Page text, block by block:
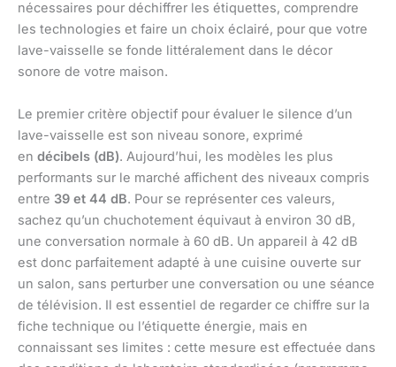
nécessaires pour déchiffrer les étiquettes, comprendre
les technologies et faire un choix éclairé, pour que votre
lave-vaisselle se fonde littéralement dans le décor
sonore de votre maison.
Le premier critère objectif pour évaluer le silence d’un
lave-vaisselle est son niveau sonore, exprimé
en décibels (dB). Aujourd’hui, les modèles les plus
performants sur le marché affichent des niveaux compris
entre 39 et 44 dB. Pour se représenter ces valeurs,
sachez qu’un chuchotement équivaut à environ 30 dB,
une conversation normale à 60 dB. Un appareil à 42 dB
est donc parfaitement adapté à une cuisine ouverte sur
un salon, sans perturber une conversation ou une séance
de télévision. Il est essentiel de regarder ce chiffre sur la
fiche technique ou l’étiquette énergie, mais en
connaissant ses limites : cette mesure est effectuée dans